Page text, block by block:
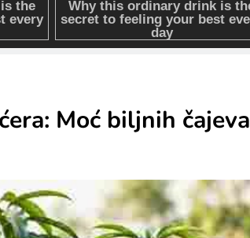
Moć biljnih čajeva